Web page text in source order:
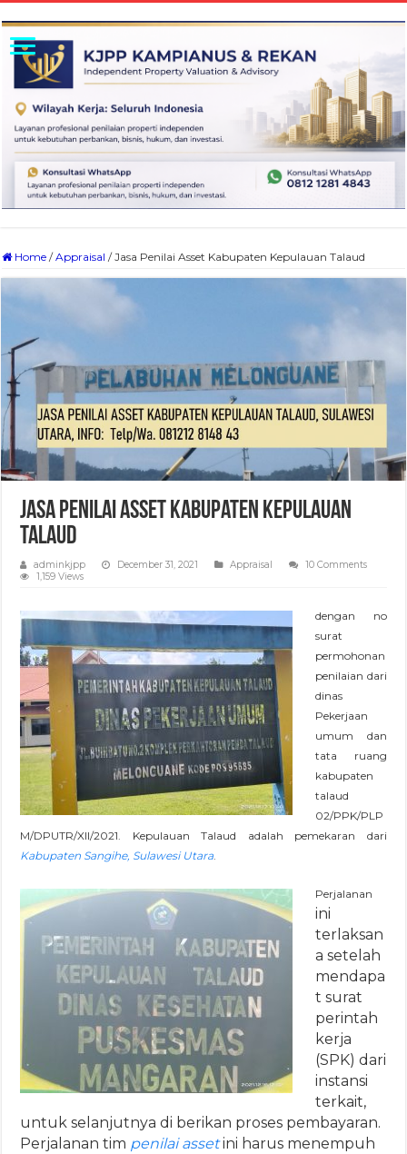
Home / Appraisal / Jasa Penilai Asset Kabupaten Kepulauan Talaud
Jasa Penilai Asset Kabupaten Kepulauan
Talaud
adminkjpp December 31, 2021 Appraisal
10 Comments
1,159 Views
dengan no
surat
permohonan
penilaian dari
dinas
Pekerjaan
umum dan
tata ruang
kabupaten
talaud
02/PPK/PLP
M/DPUTR/XII/2021. Kepulauan Talaud adalah pemekaran dari
Kabupaten Sangihe, Sulawesi Utara
Perjalanan
ini
terlaksan
a setelah
mendapa
t surat
perintah
kerja
(SPK) dari
instansi
terkait,
untuk selanjutnya di berikan proses pembayaran.
Perjalanan tim penilai assetini harus menempuh